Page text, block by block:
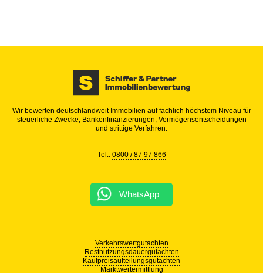
Wir bewerten deutschlandweit Immobilien auf fachlich höchstem Niveau für
steuerliche Zwecke, Bankenfinanzierungen, Vermögensentscheidungen
und strittige Verfahren.
Tel.: 0800 / 87 97 866
WhatsApp
Verkehrswertgutachten
Restnutzungsdauergutachten
Kaufpreisaufteilungsgutachten
Marktwertermittlung